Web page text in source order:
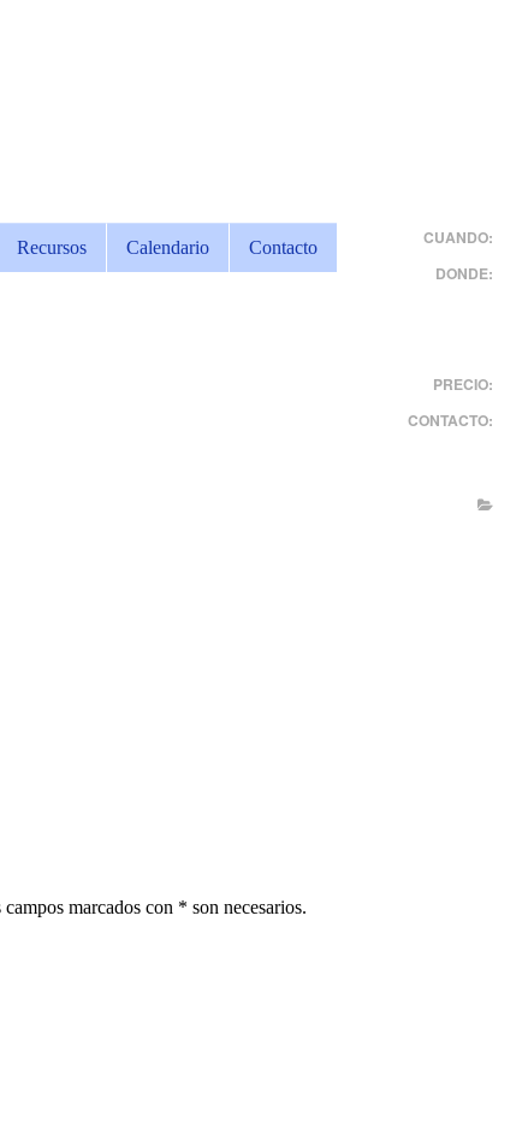
Recursos Calendario Contacto CUANDO:
DONDE:
PRECIO:
CONTACTO:
marcados con * son necesarios.